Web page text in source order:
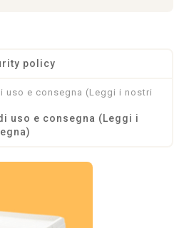
policy
uso e consegna (Leggi i